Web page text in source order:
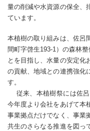
量の削減や水資源の保全、
ています。
本植樹の取り組みは、佐呂
間町字啓生193-1）の森林
とを目指し、水量の安定化
の貢献、地域との連携強化
す。
従来、本植樹祭には佐呂
今年度より会社をあげて本
事業拠点だけでなく、事業
共生のさらなる推進を図っ